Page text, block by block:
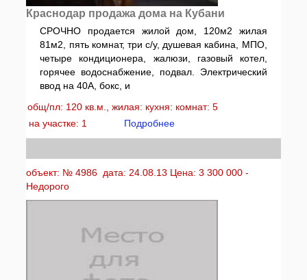
Краснодар продажа дома на Кубани
СРОЧНО продается жилой дом, 120м2 жилая
81м2, пять комнат, три с/у, душевая кабина, МПО,
четыре кондиционера, жалюзи, газовый котел,
горячее водоснабжение, подвал. Электрический
ввод на 40А, бокс, и
общ/пл: 120 кв.м., жилая: кухня: комнат: 5
на участке: 1
Подробнее
объект: № 4986 дата: 24.08.13 Цена: 3 300 000 -
Недорого